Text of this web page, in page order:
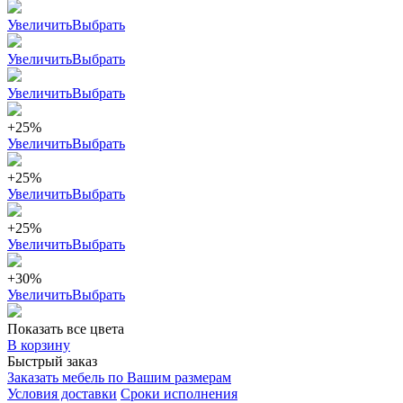
УвеличитьВыбрать
УвеличитьВыбрать
УвеличитьВыбрать
+25%
УвеличитьВыбрать
+25%
УвеличитьВыбрать
+25%
УвеличитьВыбрать
+30%
УвеличитьВыбрать
Показать все цвета
В корзину
Быстрый заказ
Заказать мебель по Вашим размерам
Условия доставки Сроки исполнения